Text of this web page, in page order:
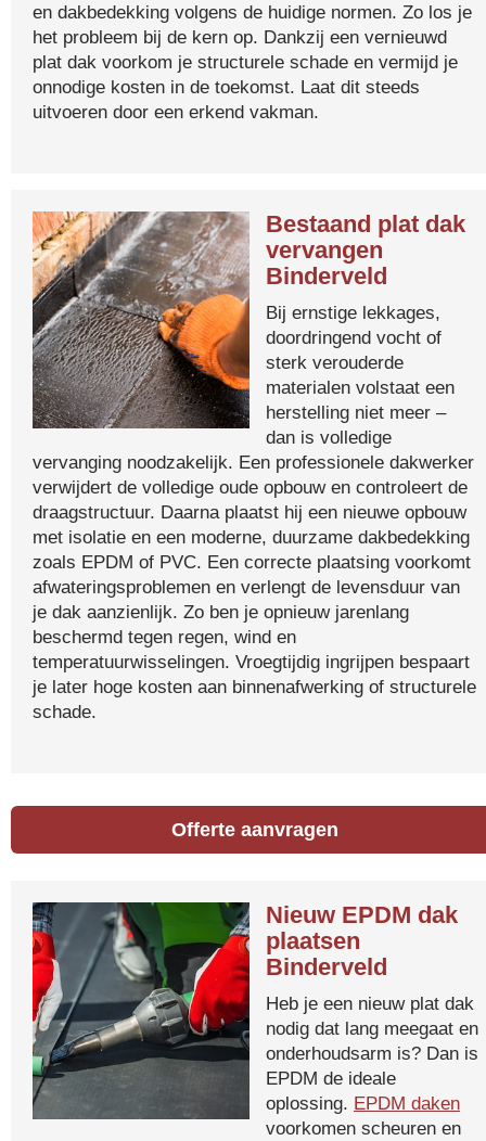
en dakbedekking volgens de huidige normen. Zo los je
het probleem bij de kern op. Dankzij een vernieuwd
plat dak voorkom je structurele schade en vermijd je
onnodige kosten in de toekomst. Laat dit steeds
uitvoeren door een erkend vakman.
Bestaand plat dak
vervangen
Binderveld
Bij ernstige lekkages,
doordringend vocht of
sterk verouderde
materialen volstaat een
herstelling niet meer –
dan is volledige
vervanging noodzakelijk. Een professionele dakwerker
verwijdert de volledige oude opbouw en controleert de
draagstructuur. Daarna plaatst hij een nieuwe opbouw
met isolatie en een moderne, duurzame dakbedekking
zoals EPDM of PVC. Een correcte plaatsing voorkomt
afwateringsproblemen en verlengt de levensduur van
je dak aanzienlijk. Zo ben je opnieuw jarenlang
beschermd tegen regen, wind en
temperatuurwisselingen. Vroegtijdig ingrijpen bespaart
je later hoge kosten aan binnenafwerking of structurele
schade.
Offerte aanvragen
Nieuw EPDM dak
plaatsen
Binderveld
Heb je een nieuw plat dak
nodig dat lang meegaat en
onderhoudsarm is? Dan is
EPDM de ideale
oplossing. EPDM daken
voorkomen scheuren en